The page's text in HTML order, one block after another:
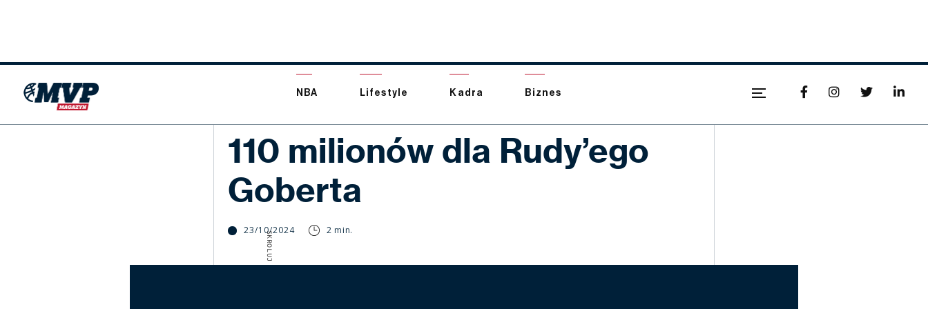
NBA Lifestyle Kadra Biznes    
110 milionów dla Rudy’ego
Goberta
23/10/2024 2 min.
SKROLUJ W DÓŁ